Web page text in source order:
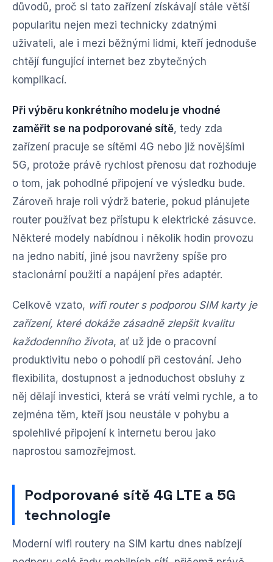
důvodů, proč si tato zařízení získávají stále větší
popularitu nejen mezi technicky zdatnými
uživateli, ale i mezi běžnými lidmi, kteří jednoduše
chtějí fungující internet bez zbytečných
komplikací.
Při výběru konkrétního modelu je vhodné
zaměřit se na podporované sítě, tedy zda
zařízení pracuje se sítěmi 4G nebo již novějšími
5G, protože právě rychlost přenosu dat rozhoduje
o tom, jak pohodlné připojení ve výsledku bude.
Zároveň hraje roli výdrž baterie, pokud plánujete
router používat bez přístupu k elektrické zásuvce.
Některé modely nabídnou i několik hodin provozu
na jedno nabití, jiné jsou navrženy spíše pro
stacionární použití a napájení přes adaptér.
Celkově vzato, wifi router s podporou SIM karty je
zařízení, které dokáže zásadně zlepšit kvalitu
každodenního života, ať už jde o pracovní
produktivitu nebo o pohodlí při cestování. Jeho
flexibilita, dostupnost a jednoduchost obsluhy z
něj dělají investici, která se vrátí velmi rychle, a to
zejména těm, kteří jsou neustále v pohybu a
spolehlivé připojení k internetu berou jako
naprostou samozřejmost.
Podporované sítě 4G LTE a 5G
technologie
Moderní wifi routery na SIM kartu dnes nabízejí